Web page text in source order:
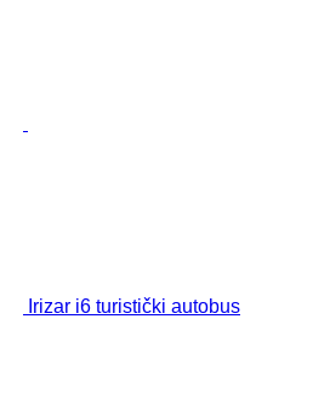
Irizar i6 turistički autobus